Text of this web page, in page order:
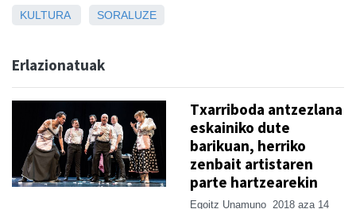
KULTURA SORALUZE
Erlazionatuak
Txarriboda antzezlana
eskainiko dute
barikuan, herriko
zenbait artistaren
parte hartzearekin
Egoitz Unamuno 2018 aza 14